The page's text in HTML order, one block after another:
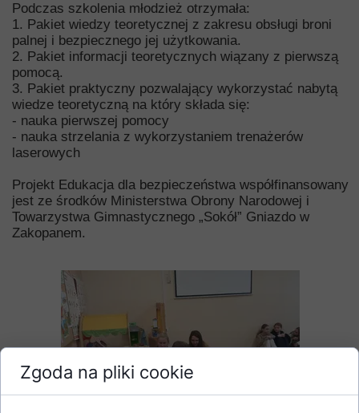
Podczas szkolenia młodzież otrzymała:
1. Pakiet wiedzy teoretycznej z zakresu obsługi broni
palnej i bezpiecznego jej użytkowania.
2. Pakiet informacji teoretycznych wiązany z pierwszą
pomocą.
3. Pakiet praktyczny pozwalający wykorzystać nabytą
wiedze teoretyczną na który składa się:
- nauka pierwszej pomocy
- nauka strzelania z wykorzystaniem trenażerów
laserowych
Projekt Edukacja dla bezpieczeństwa współfinansowany
jest ze środków Ministerstwa Obrony Narodowej i
Towarzystwa Gimnastycznego „Sokół” Gniazdo w
Zakopanem.
Zgoda na pliki cookie